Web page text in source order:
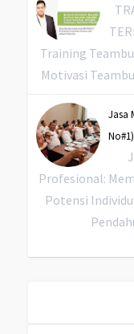
Training
Motivasi
Jasa
Profesional:
Potensi